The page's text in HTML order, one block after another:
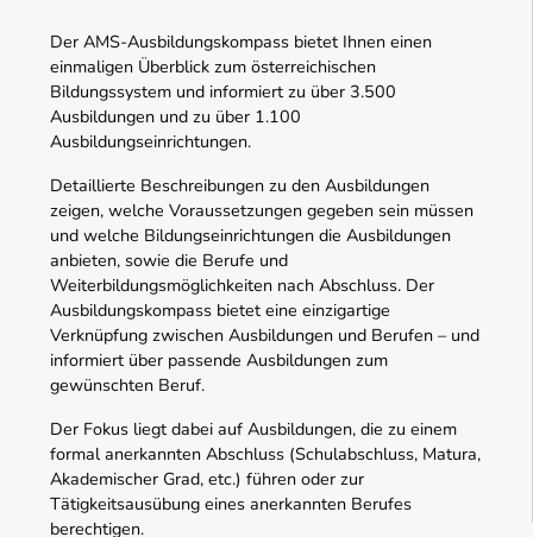
Der AMS-Ausbildungskompass bietet Ihnen einen
einmaligen Überblick zum österreichischen
Bildungssystem und informiert zu über 3.500
Ausbildungen und zu über 1.100
Ausbildungseinrichtungen.
Detaillierte Beschreibungen zu den Ausbildungen
zeigen, welche Voraussetzungen gegeben sein müssen
und welche Bildungseinrichtungen die Ausbildungen
anbieten, sowie die Berufe und
Weiterbildungsmöglichkeiten nach Abschluss. Der
Ausbildungskompass bietet eine einzigartige
Verknüpfung zwischen Ausbildungen und Berufen – und
informiert über passende Ausbildungen zum
gewünschten Beruf.
Der Fokus liegt dabei auf Ausbildungen, die zu einem
formal anerkannten Abschluss (Schulabschluss, Matura,
Akademischer Grad, etc.) führen oder zur
Tätigkeitsausübung eines anerkannten Berufes
berechtigen.